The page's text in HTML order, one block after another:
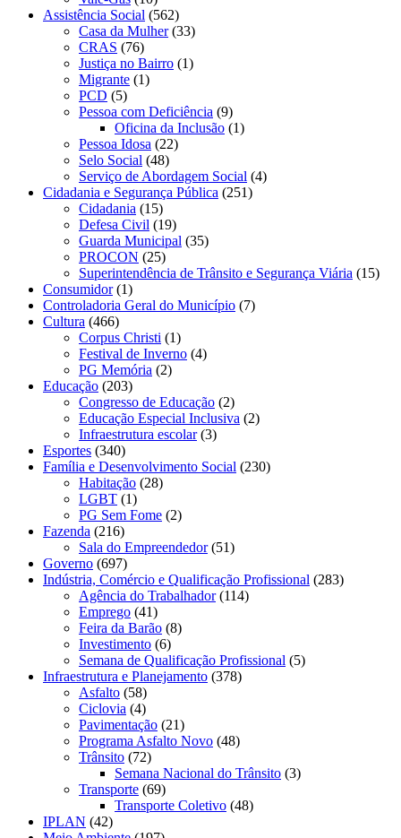
Assistência Social (562)
Casa da Mulher(33)
CRAS (76)
Justiça no Bairro (1)
Migrante (1)
PCD (5)
Pessoa com Deficiência (9)
Oficina da Inclusão (1)
Pessoa Idosa (22)
Selo Social (48)
Serviço de Abordagem Social (4)
Cidadania e Segurança Pública (251)
Cidadania (15)
Defesa Civil (19)
Guarda Municipal (35)
PROCON (25)
Superintendência de Trânsito e Segurança Viária (15)
Consumidor(1)
Controladoria Geral do Município (7)
Cultura (466)
Corpus Christi (1)
Festival de Inverno (4)
PG Memória (2)
Educação (203)
Congresso de Educação (2)
Educação Especial Inclusiva (2)
Infraestrutura escolar(3)
Esportes (340)
Família e Desenvolvimento Social (230)
Habitação (28)
LGBT (1)
PG Sem Fome (2)
Fazenda (216)
Sala do Empreendedor(51)
Governo (697)
Indústria, Comércio e Qualificação Profissional (283)
Agência do Trabalhador(114)
Emprego (41)
Feira da Barão (8)
Investimento (6)
Semana de Qualificação Profissional (5)
Infraestrutura e Planejamento (378)
Asfalto (58)
Ciclovia (4)
Pavimentação (21)
Programa Asfalto Novo (48)
Trânsito (72)
Semana Nacional do Trânsito (3)
Transporte (69)
Transporte Coletivo (48)
IPLAN (42)